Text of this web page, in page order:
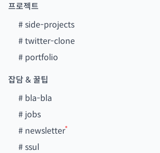
프로젝트
#side-projects
#twitter-clone
# portfolio
잡담 & 꿀팁
# bla-bla
# jobs
# newsletter
#ssul